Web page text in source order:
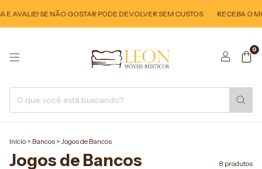
AVALIE! SE NÃO GOSTAR PODE DEVOLVER SEM CUSTOS RECEBA O
0
Início > Bancos > Jogos de Bancos
Jogos de Bancos 8 produtos